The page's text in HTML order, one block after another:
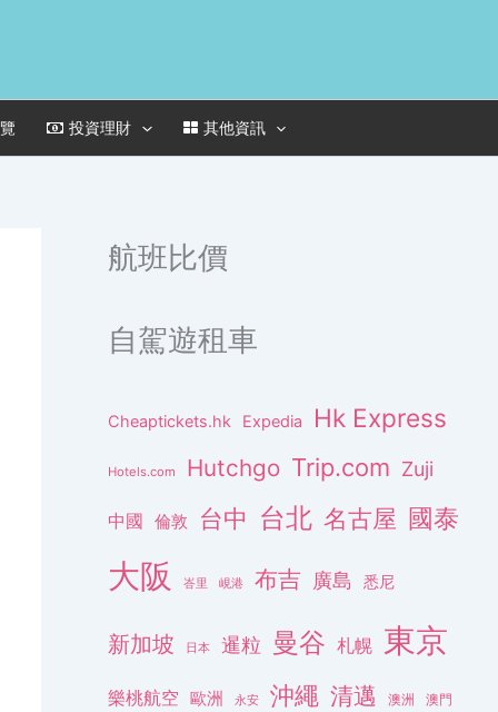
投資理財 其他資訊
航班比價
自駕遊租車
Cheaptickets.hk Expedia Hk Express
Hotels.com Hutchgo Trip.com Zuji
中國 倫敦 台中 台北 名古屋 國泰
大阪 峇里 峴港 布吉 廣島 悉尼
新加坡 日本 暹粒 曼谷 札幌 東京
樂桃航空 歐洲 永安 沖繩 清邁 澳洲 澳門